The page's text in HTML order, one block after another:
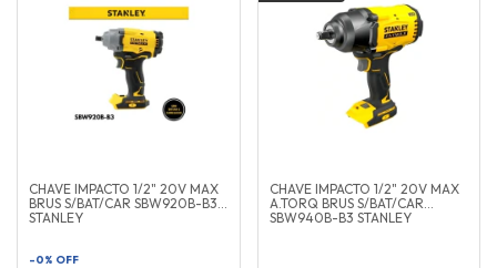
CHAVE IMPACTO 1/2" 20V MAX
BRUS S/BAT/CAR SBW920B-B3
STANLEY
-0% OFF
CHAVE IMPACTO 1/2" 20V MAX
A.TORQ BRUS S/BAT/CAR
SBW940B-B3 STANLEY